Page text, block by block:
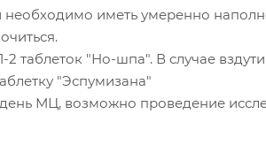
иметь умеренно
таблеток "Но-шпа". В случае
"Эспумизана"
МЦ, возможно проведение